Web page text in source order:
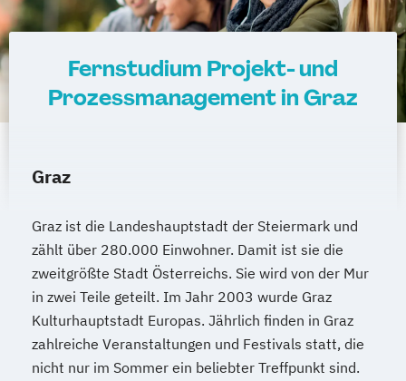
Gesundheitsmanagement
Gesundheitspädagogik
Gesundheitsökonomie Growth Hacking
Growth Hacking (DE/EN)
Heilpädagogik/Inklusionspädagogik
Hotelmanagement (DE/EN)
IT-Management Immobilienmanagement
Immobilienmanagement für
Immobilienkaufleute
Immobilienwirtschaft Informatik
Information Technology Management
Fernstudium Projekt- und
Prozessmanagement in Graz
Graz
Graz ist die Landeshauptstadt der Steiermark und
zählt über 280.000 Einwohner. Damit ist sie die
zweitgrößte Stadt Österreichs. Sie wird von der Mur
in zwei Teile geteilt. Im Jahr 2003 wurde Graz
Kulturhauptstadt Europas. Jährlich finden in Graz
zahlreiche Veranstaltungen und Festivals statt, die
nicht nur im Sommer ein beliebter Treffpunkt sind.